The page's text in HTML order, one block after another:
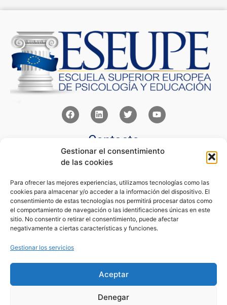
Gestionar el consentimiento
de las cookies
Para ofrecer las mejores experiencias, utilizamos tecnologías como las
cookies para almacenar y/o acceder a la información del dispositivo. El
consentimiento de estas tecnologías nos permitirá procesar datos como
el comportamiento de navegación o las identificaciones únicas en este
sitio. No consentir o retirar el consentimiento, puede afectar
negativamente a ciertas características y funciones.
Gestionar los servicios
Aceptar
Denegar
Contacto
Av Juan XXIII 15b Pozuelo de Alarcón – Madrid
+34 91 352 77 28
Links
Norlan Digital Marketing Para Psicólogos
Psicólogos Pozuelo
Psicología Para Tod@s
Legal
Condiciones de Uso y Venta